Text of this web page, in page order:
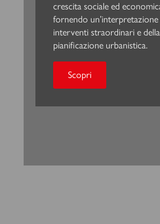
crescita sociale ed
fornendo un’interpretazione
interventi straordinari e della
pianificazione urbanistica.
Scopri